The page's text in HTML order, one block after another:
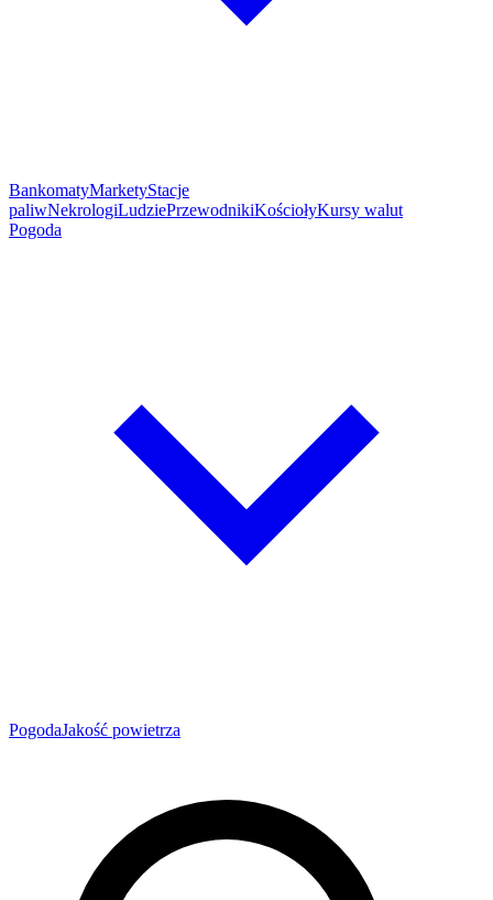
BankomatyMarketyStacje
paliwNekrologiLudziePrzewodnikiKościołyKursy walut
Pogoda
PogodaJakość powietrza